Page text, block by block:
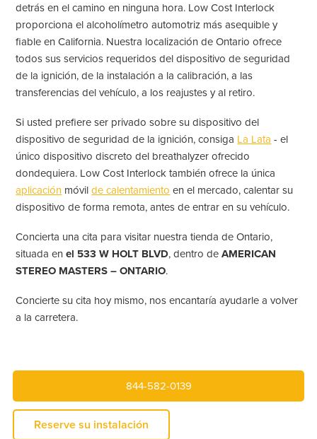
detrás en el camino en ninguna hora. Low Cost Interlock
proporciona el alcoholímetro automotriz más asequible y
fiable en California. Nuestra localización de Ontario ofrece
todos sus servicios requeridos del dispositivo de seguridad
de la ignición, de la instalación a la calibración, a las
transferencias del vehículo, a los reajustes y al retiro.
Si usted prefiere ser privado sobre su dispositivo del
dispositivo de seguridad de la ignición, consiga La Lata - el
único dispositivo discreto del breathalyzer ofrecido
dondequiera. Low Cost Interlock también ofrece la única
aplicación móvilde calentamiento en el mercado, calentar su
dispositivo de forma remota, antes de entrar en su vehículo.
Concierta una cita para visitar nuestra tienda de Ontario,
situada enel 533 W HOLT BLVD, dentro deAMERICAN
STEREO MASTERS – ONTARIO.
Concierte su cita hoy mismo, nos encantaría ayudarle a volver
a la carretera.
844-582-0139
Reserve su instalación